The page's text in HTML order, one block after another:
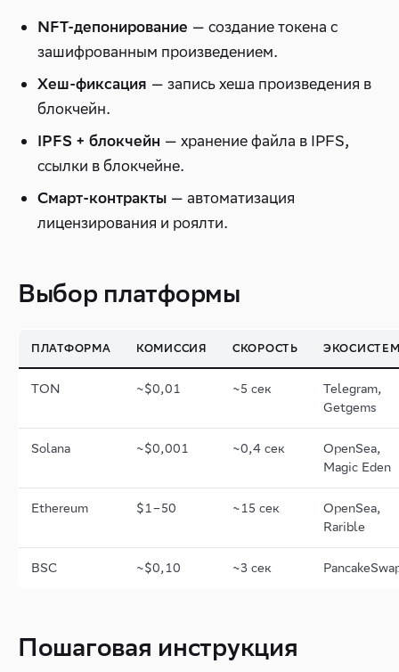
NFT-депонирование — создание токена с
зашифрованным произведением.
Хеш-фиксация — запись хеша произведения в
блокчейн.
IPFS + блокчейн — хранение файла в IPFS,
ссылки в блокчейне.
Смарт-контракты — автоматизация
лицензирования и роялти.
Выбор платформы
ПЛАТФОРМА КОМИССИЯ СКОРОСТЬ
TON ~$0,01 ~5 сек
Telegram,
Getgems
Solana ~$0,001 ~0,4 сек
OpenSea,
Magic Eden
Ethereum $1–50 ~15 сек
OpenSea,
Rarible
BSC ~$0,10 ~3 сек
Пошаговая инструкция